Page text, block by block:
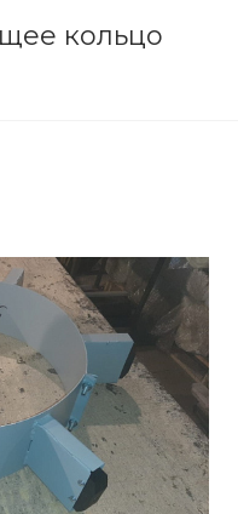
кольцо